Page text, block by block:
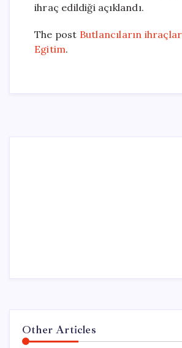
ihraç edildiği açıklandı.
The post Butlancıların
Egitim.
Other Articles